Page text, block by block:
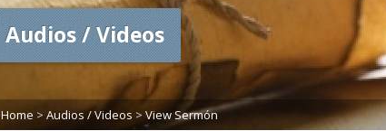
Audios / Videos
Home > Audios / Videos > View Sermón